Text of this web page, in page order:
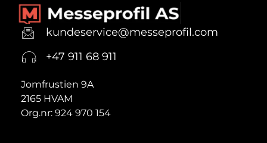
kundeservice@messeprofil.com
+47 911 68 911
Jomfrustien 9A
2165 HVAM
Org.nr: 924 970 154